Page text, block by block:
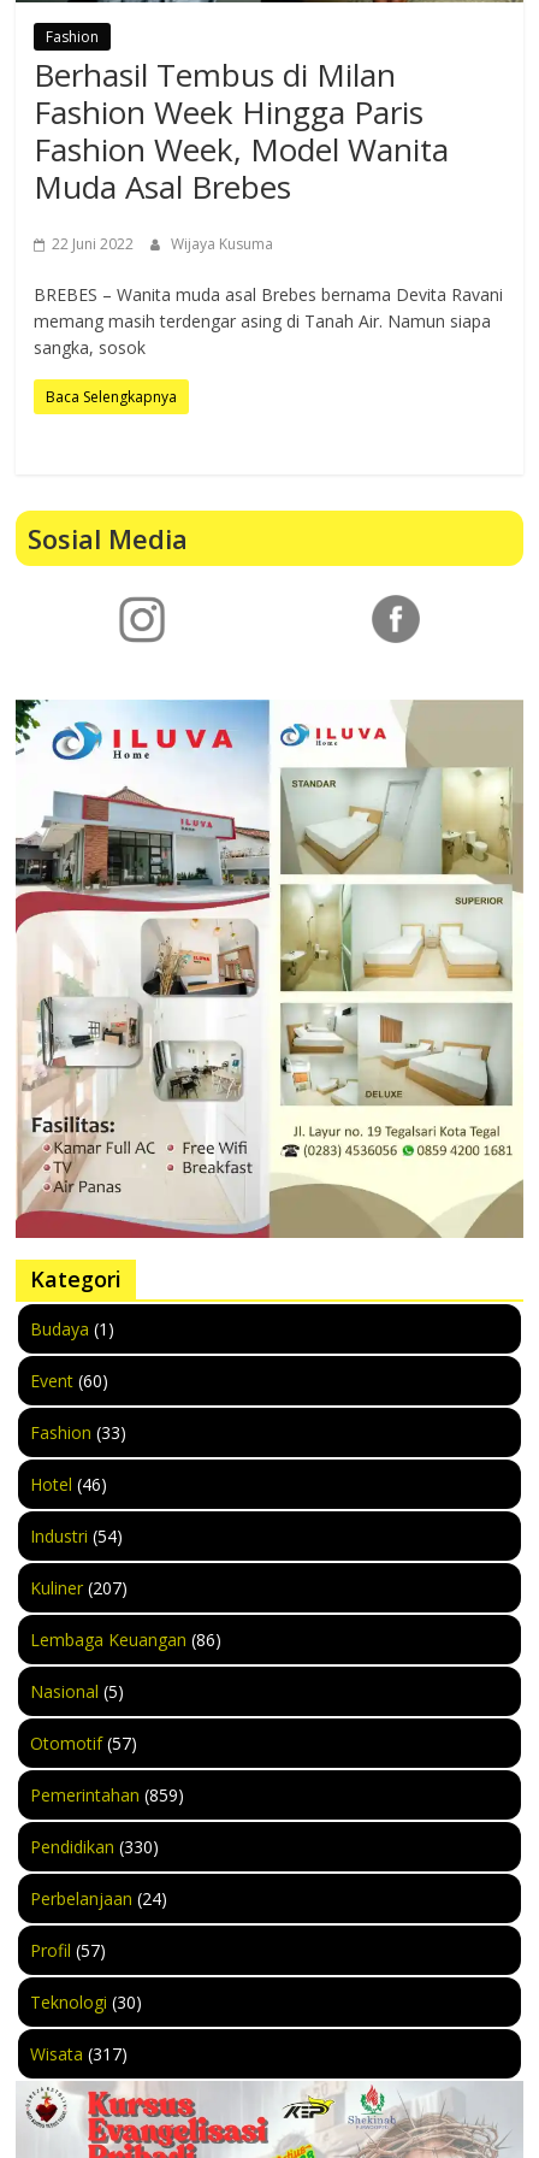
Fashion
Berhasil Tembus di Milan
Fashion Week Hingga Paris
Fashion Week, Model Wanita
Muda Asal Brebes
22 Juni 2022 Wijaya Kusuma
BREBES – Wanita muda asal Brebes bernama Devita Ravani
memang masih terdengar asing di Tanah Air. Namun siapa
sangka, sosok
Baca Selengkapnya
Sosial Media
Kategori
Budaya (1)
Event (60)
Fashion (33)
Hotel (46)
Industri (54)
Kuliner (207)
Lembaga Keuangan (86)
Nasional (5)
Otomotif(57)
Pemerintahan (859)
Pendidikan (330)
Perbelanjaan (24)
Profil (57)
Teknologi (30)
Wisata (317)